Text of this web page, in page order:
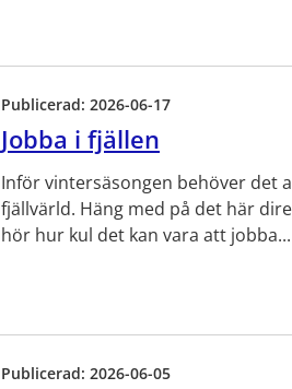
Publicerad: 2026-06-17
Jobba i fjällen
Inför vintersäsongen behöver det
fjällvärld. Häng med på det här
hör hur kul det kan vara att jobba...
Publicerad: 2026-06-05